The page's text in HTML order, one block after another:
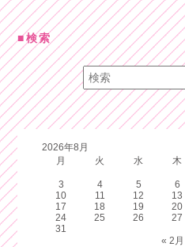
検索
2026年8月
月
火 水 木
3
4 5 6
10
11 12 13
17
18 19 20
24
25 26 27
31
« 2月